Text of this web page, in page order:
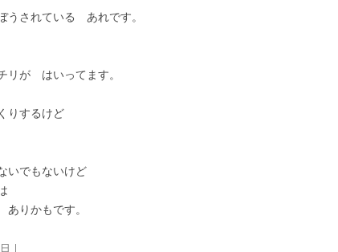
されている あれです。
が はいってます。
するけど
でもないけど
りかもです。
|